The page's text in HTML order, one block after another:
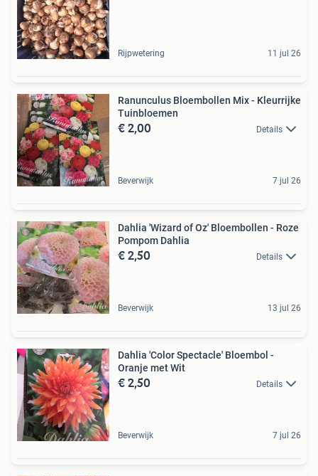
Rijpwetering 11 jul 26
Ranunculus Bloembollen Mix - Kleurrijke
Tuinbloemen
€ 2,00 Details
Beverwijk 7 jul 26
Dahlia 'Wizard of Oz' Bloembollen - Roze
Pompom Dahlia
€ 2,50 Details
Beverwijk 13 jul 26
Dahlia 'Color Spectacle' Bloembol -
Oranje met Wit
€ 2,50 Details
Beverwijk 7 jul 26